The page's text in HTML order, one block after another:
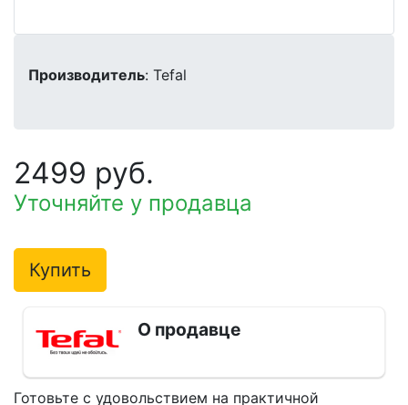
Производитель: Tefal
2499 руб.
Уточняйте у продавца
Купить
О продавце
Готовьте с удовольствием на практичной